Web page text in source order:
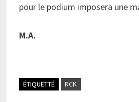
pour le podium imposera une
M.A.
ÉTIQUETTÉ RCK